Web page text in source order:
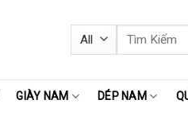
Tìm
kiếm:
GIÀY NAM DÉP NAM